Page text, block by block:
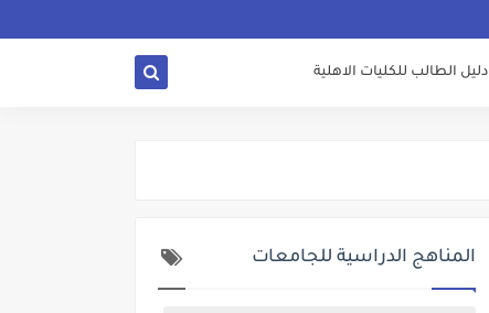
دليل الطالب للكليات الاهلية
المناهج الدراسية للجامعات